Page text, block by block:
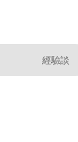
經驗談